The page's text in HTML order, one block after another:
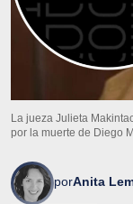
La jueza Julieta
por la muerte de Diego
porAnita